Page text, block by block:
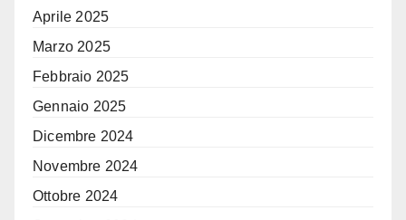
Aprile 2025
Marzo 2025
Febbraio 2025
Gennaio 2025
Dicembre 2024
Novembre 2024
Ottobre 2024